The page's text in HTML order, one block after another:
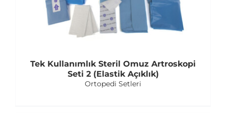
Tek Kullanımlık Steril Omuz Artroskopi
Seti 2 (Elastik Açıklık)
Ortopedi Setleri